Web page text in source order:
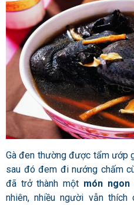
Gà đen thường được tẩm ướp
sau đó đem đi nướng chấm
đã trở thành một món ngon
nhiên, nhiều người vẫn